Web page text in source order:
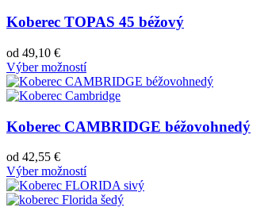
Koberec TOPAS 45 béžový
od 49,10 €
Výber možností
Koberec CAMBRIDGE béžovohnedý
od 42,55 €
Výber možností